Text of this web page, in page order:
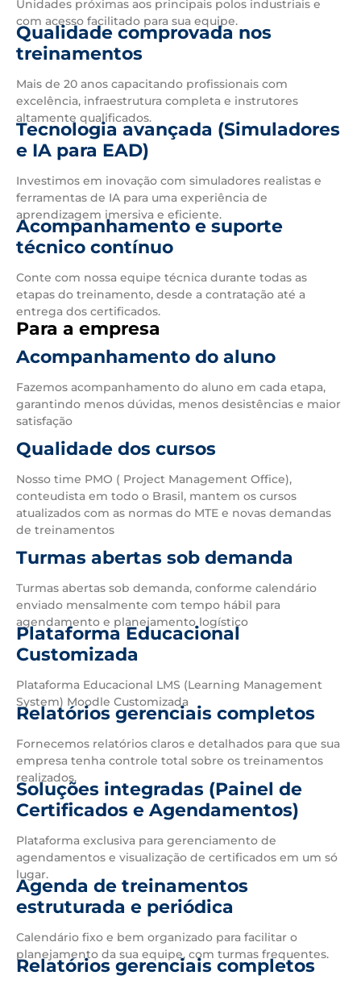
Unidades próximas aos principais polos industriais e
com acesso facilitado para sua equipe.
Qualidade comprovada nos
treinamentos
Mais de 20 anos capacitando profissionais com
excelência, infraestrutura completa e instrutores
altamente qualificados.
Tecnologia avançada (Simuladores
e IA para EAD)
Investimos em inovação com simuladores realistas e
ferramentas de IA para uma experiência de
aprendizagem imersiva e eficiente.
Acompanhamento e suporte
técnico contínuo
Conte com nossa equipe técnica durante todas as
etapas do treinamento, desde a contratação até a
entrega dos certificados.
Para a empresa
Acompanhamento do aluno
Fazemos acompanhamento do aluno em cada etapa,
garantindo menos dúvidas, menos desistências e maior
satisfação
Qualidade dos cursos
Nosso time PMO ( Project Management Office),
conteudista em todo o Brasil, mantem os cursos
atualizados com as normas do MTE e novas demandas
de treinamentos
Turmas abertas sob demanda
Turmas abertas sob demanda, conforme calendário
enviado mensalmente com tempo hábil para
agendamento e planejamento logístico
Plataforma Educacional
Customizada
Plataforma Educacional LMS (Learning Management
System) Moodle Customizada
Relatórios gerenciais completos
Fornecemos relatórios claros e detalhados para que sua
empresa tenha controle total sobre os treinamentos
realizados.
Soluções integradas (Painel de
Certificados e Agendamentos)
Plataforma exclusiva para gerenciamento de
agendamentos e visualização de certificados em um só
lugar.
Agenda de treinamentos
estruturada e periódica
Calendário fixo e bem organizado para facilitar o
planejamento da sua equipe, com turmas frequentes.
Relatórios gerenciais completos